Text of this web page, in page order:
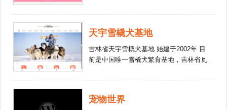
天宇雪橇犬基地
吉林省天宇雪橇犬基地 始建于2002年 目
前是中国唯一雪橇犬繁育基地，吉林省瓦
宠物世界